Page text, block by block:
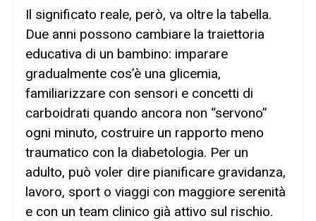
Il significato reale, però, va oltre la tabella.
Due anni possono cambiare la traiettoria
educativa di un bambino: imparare
gradualmente cos’è una glicemia,
familiarizzare con sensori e concetti di
carboidrati quando ancora non “servono”
ogni minuto, costruire un rapporto meno
traumatico con la diabetologia. Per un
adulto, può voler dire pianificare gravidanza,
lavoro, sport o viaggi con maggiore serenità
e con un team clinico già attivo sul rischio.